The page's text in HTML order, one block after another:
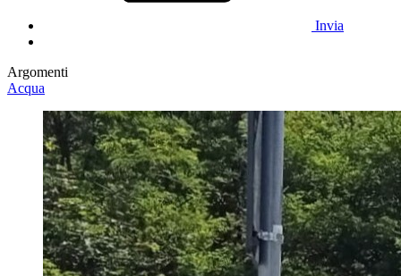
Invia
Argomenti
Acqua